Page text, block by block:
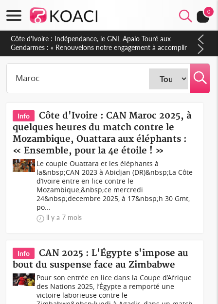
0
Sierra Leone : Un projet de réforme constitutionnelle en
gestation, points clés des amendements, un exclu d'avance
Info
Côte d'Ivoire : CAN Maroc 2025, à
quelques heures du match contre le
Mozambique, Ouattara aux éléphants :
« Ensemble, pour la 4e étoile ! »
Le couple Ouattara et les éléphants à
la&nbsp;CAN 2023 à Abidjan (DR)&nbsp;La Côte
d’Ivoire entre en lice contre le
Mozambique,&nbsp;ce mercredi
24&nbsp;decembre 2025, à 17&nbsp;h 30 Gmt,
po...
il y a 7 mois
Info
CAN 2025 : L'Égypte s'impose au
bout du suspense face au Zimbabwe
Pour son entrée en lice dans la Coupe d’Afrique
des Nations 2025, l’Égypte a remporté une
victoire laborieuse contre le